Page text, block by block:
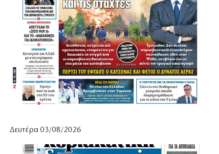
Δευτέρα 03/08/2026